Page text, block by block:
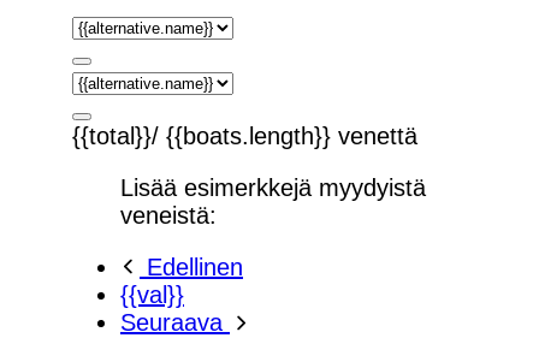
{{total}}/ {{boats.length}} venettä
Lisää esimerkkejä myydyistä
veneistä:
Edellinen
{{val}}
Seuraava